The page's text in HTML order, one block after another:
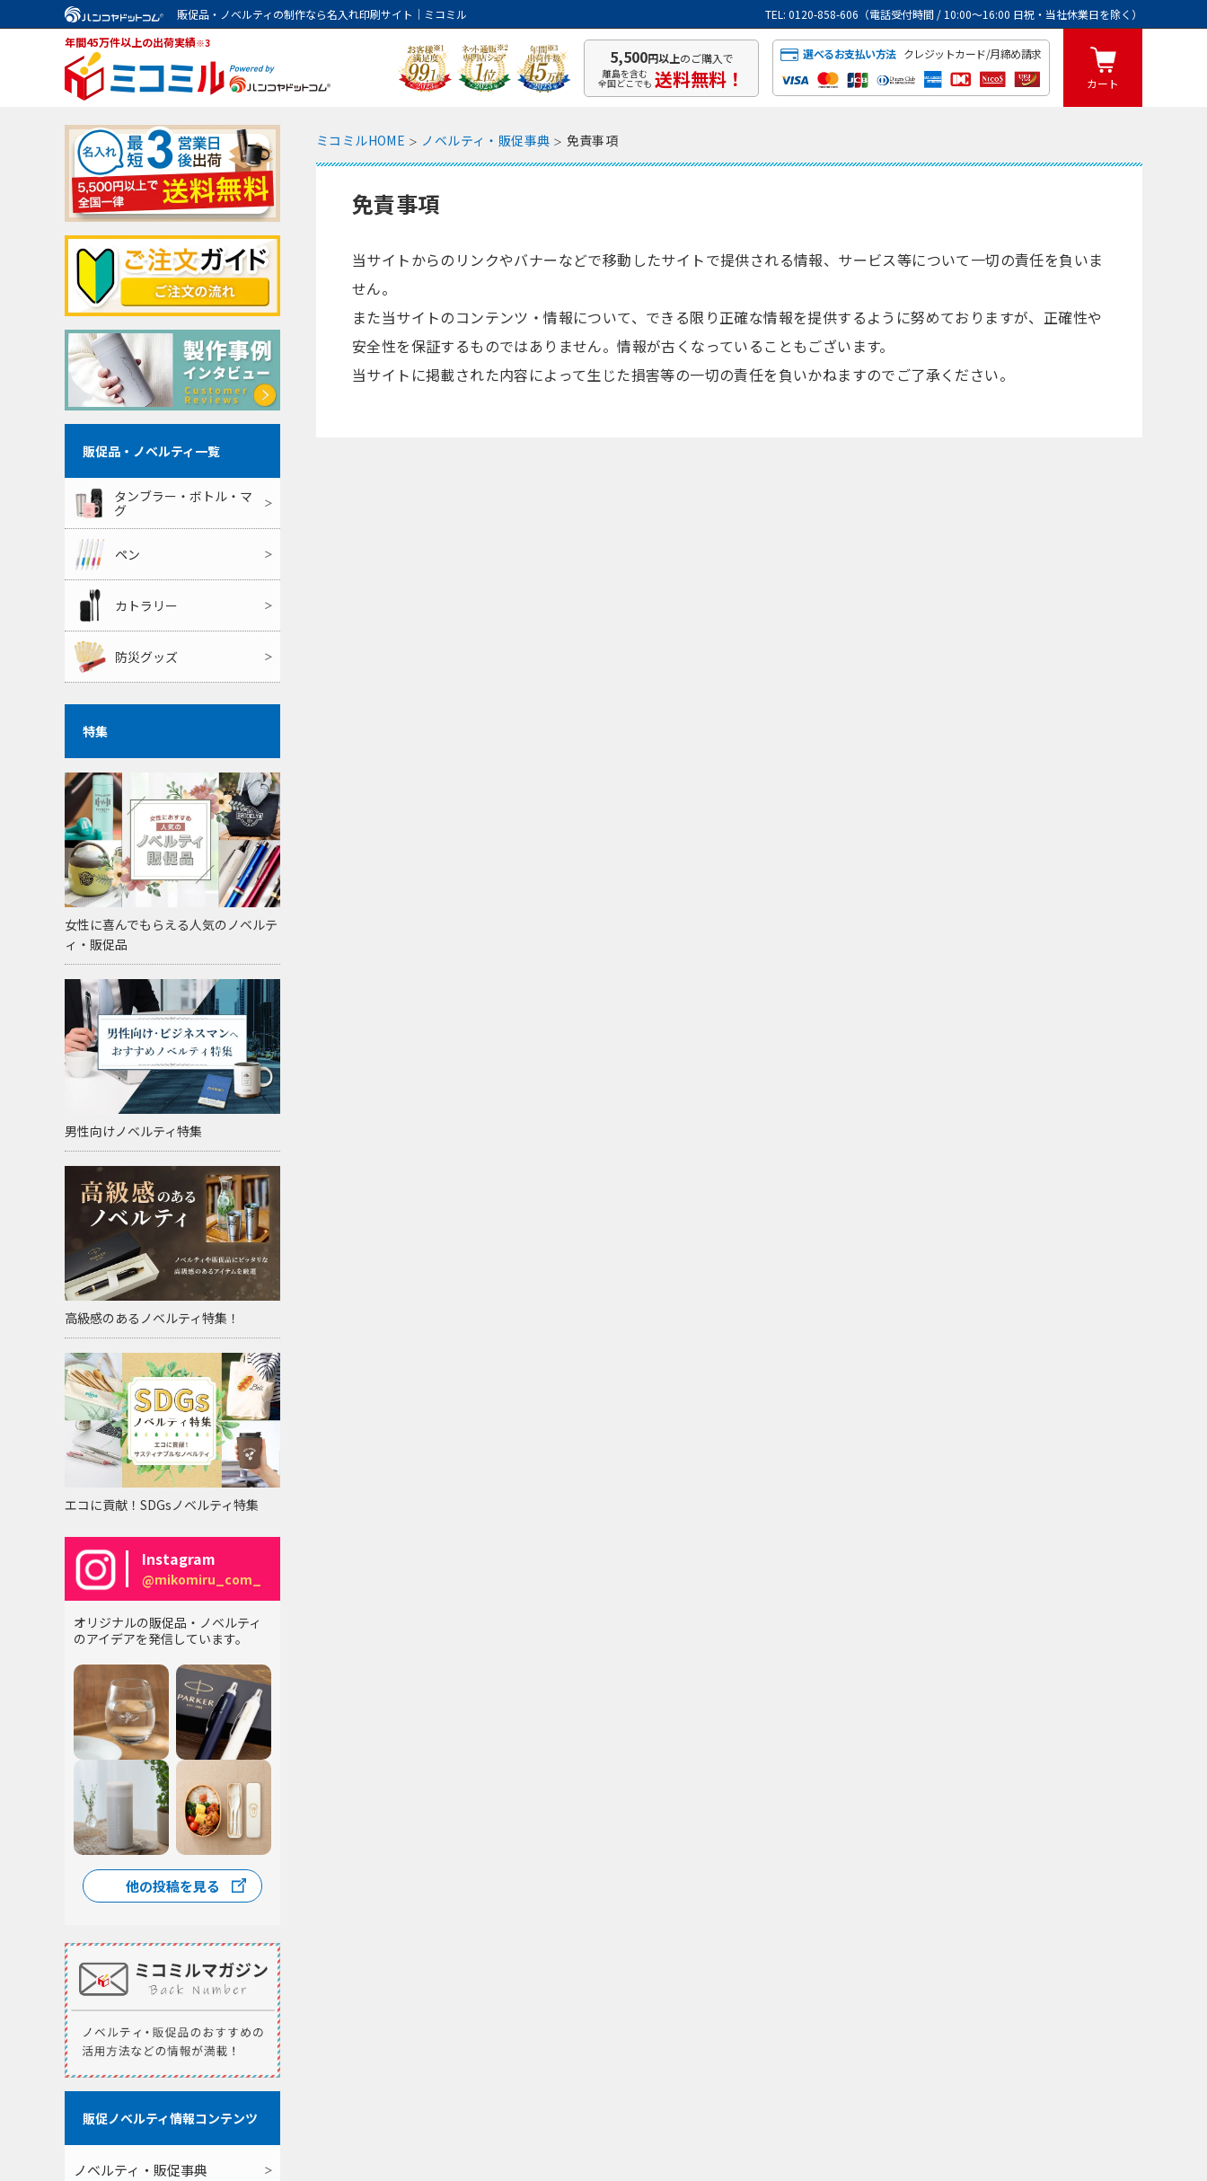
販促品・ノベルティの制作なら名入れ印刷サイト｜ミコミル
TEL: 0120-858-606（電話受付時間 / 10:00～16:00 日祝・当社休業日を除く）
年間45万件以上の出荷実績※3
5,500円以上のご購入で
離島を含む
全国どこでも 送料無料！
選べるお支払い方法 クレジットカード/月締め請求
カート
販促品・ノベルティ一覧
タンブラー・ボトル・マ
グ
ペン
カトラリー
防災グッズ
特集
女性に喜んでもらえる人気のノベルテ
ィ・販促品
男性向けノベルティ特集
高級感のあるノベルティ特集！
エコに貢献！SDGsノベルティ特集
Instagram
@mikomiru_com_
オリジナルの販促品・ノベルティ
のアイデアを発信しています。
他の投稿を見る
販促ノベルティ情報コンテンツ
ノベルティ・販促事典
ミコミルHOME ノベルティ・販促事典 免責事項
免責事項
当サイトからのリンクやバナーなどで移動したサイトで提供される情報、サービス等について一切の責任を負いま
せん。
また当サイトのコンテンツ・情報について、できる限り正確な情報を提供するように努めておりますが、正確性や
安全性を保証するものではありません。情報が古くなっていることもございます。
当サイトに掲載された内容によって生じた損害等の一切の責任を負いかねますのでご了承ください。